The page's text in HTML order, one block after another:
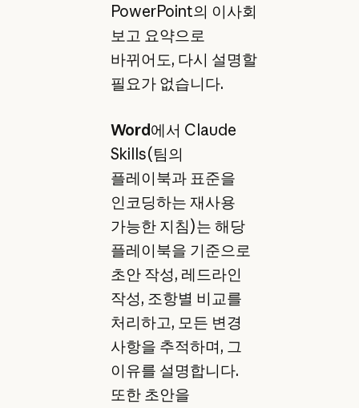
PowerPoint의 이사회
보고 요약으로
바뀌어도, 다시 설명할
필요가 없습니다.
Word에서 Claude
Skills(팀의
플레이북과 표준을
인코딩하는 재사용
가능한 지침)는 해당
플레이북을 기준으로
초안 작성, 레드라인
작성, 조항별 비교를
처리하고, 모든 변경
사항을 추적하며, 그
이유를 설명합니다.
또한 초안을